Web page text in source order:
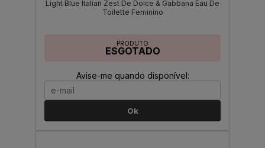
Light Blue Italian Zest De Dolce & Gabbana Eau De
Toilette Feminino
PRODUTO
ESGOTADO
Avise-me quando disponível:
Ok